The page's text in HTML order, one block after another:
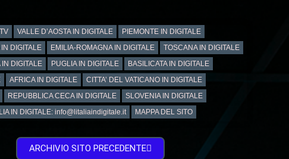
VALLE D’AOSTA IN DIGITALE
PIEMONTE IN DIGITALE
IN DIGITALE EMILIA-ROMAGNA IN DIGITALE
TOSCANA IN DIGITALE
DIGITALE PUGLIA IN DIGITALE
BASILICATA IN DIGITALE
AFRICA IN DIGITALE
CITTA’ DEL VATICANO IN DIGITALE
REPUBBLICA CECA IN DIGITALE
SLOVENIA IN DIGITALE
IN DIGITALE: info@litaliaindigitale.it MAPPA DEL SITO
ARCHIVIO SITO PRECEDENTE